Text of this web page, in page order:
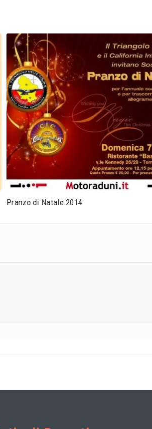
Pranzo di Natale 2014